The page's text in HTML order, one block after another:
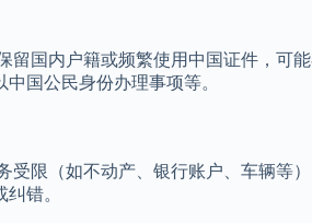
留国内户籍或频繁使用中国证件，可
国公民身份办理事项等。
受限（如不动产、银行账户、车辆等）
错。